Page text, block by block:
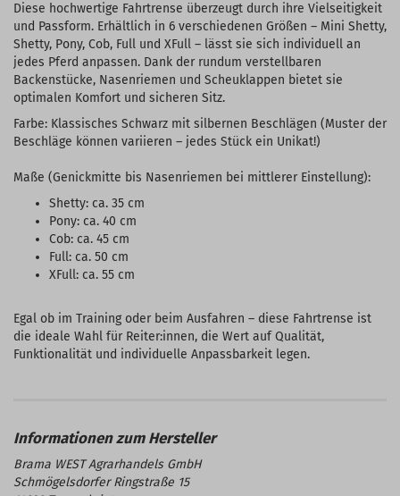
Diese hochwertige Fahrtrense überzeugt durch ihre Vielseitigkeit
und Passform. Erhältlich in 6 verschiedenen Größen – Mini Shetty,
Shetty, Pony, Cob, Full und XFull – lässt sie sich individuell an
jedes Pferd anpassen. Dank der rundum verstellbaren
Backenstücke, Nasenriemen und Scheuklappen bietet sie
optimalen Komfort und sicheren Sitz.
Farbe: Klassisches Schwarz mit silbernen Beschlägen (Muster der
Beschläge können variieren – jedes Stück ein Unikat!)
Maße (Genickmitte bis Nasenriemen bei mittlerer Einstellung):
Shetty: ca. 35 cm
Pony: ca. 40 cm
Cob: ca. 45 cm
Full: ca. 50 cm
XFull: ca. 55 cm
Egal ob im Training oder beim Ausfahren – diese Fahrtrense ist
die ideale Wahl für Reiter:innen, die Wert auf Qualität,
Funktionalität und individuelle Anpassbarkeit legen.
Brama WEST Agrarhandels GmbH
Schmögelsdorfer Ringstraße 15